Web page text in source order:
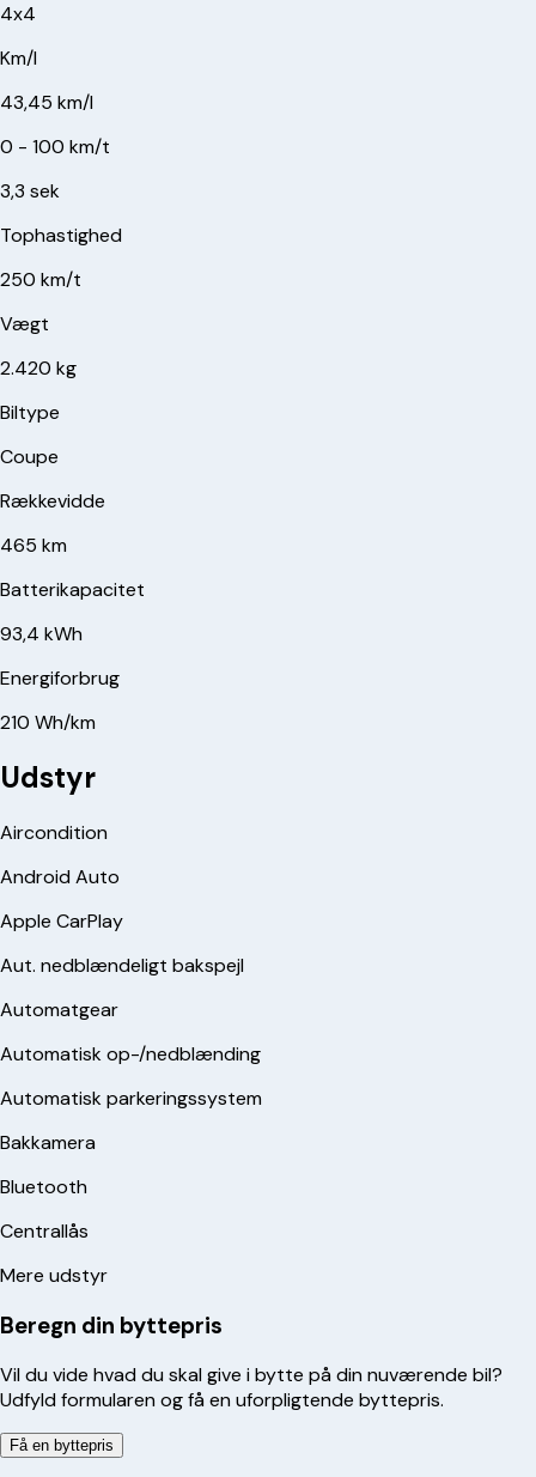
4x4
Km/l
43,45 km/l
0 - 100 km/t
3,3 sek
Tophastighed
250 km/t
Vægt
2.420 kg
Biltype
Coupe
Rækkevidde
465 km
Batterikapacitet
93,4 kWh
Energiforbrug
210 Wh/km
Udstyr
Aircondition
Android Auto
Apple CarPlay
Aut. nedblændeligt bakspejl
Automatgear
Automatisk op-/nedblænding
Automatisk parkeringssystem
Bakkamera
Bluetooth
Centrallås
Mere udstyr
Beregn din byttepris
Vil du vide hvad du skal give i bytte på din nuværende bil?
Udfyld formularen og få en uforpligtende byttepris.
Få en byttepris